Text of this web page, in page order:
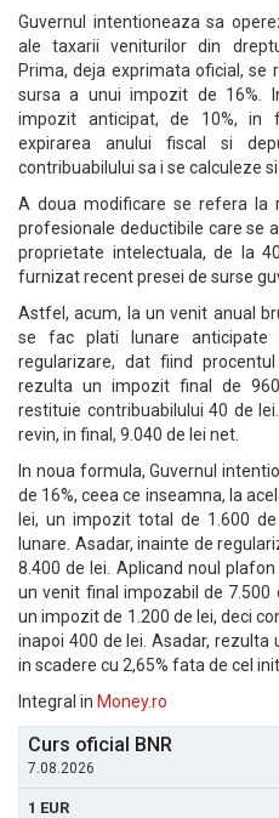
Guvernul intentioneaza sa
ale taxarii veniturilor din
Prima, deja exprimata oficial,
sursa a unui impozit de 16%.
impozit anticipat, de 10%, in
expirarea anului fiscal si
contribuabilului sa i se calculeze
A doua modificare se refera la
profesionale deductibile care se
proprietate intelectuala, de la
furnizat recent presei de surse
Astfel, acum, la un venit anual
se fac plati lunare
regularizare, dat fiind
rezulta un impozit final de
restituie contribuabilului 40 de
revin, in final, 9.040 de lei net.
In noua formula, Guvernul
de 16%, ceea ce inseamna, la
lei, un impozit total de 1.600
lunare. Asadar, inainte de
8.400 de lei. Aplicand noul
un venit final impozabil de
un impozit de 1.200 de lei, deci
inapoi 400 de lei. Asadar, rezulta
in scadere cu 2,65% fata de cel
Integral in Money.ro
Curs oficial BNR
7.08.2026
1 EUR